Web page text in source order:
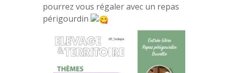
pourrez vous régaler avec un repas
périgourdin